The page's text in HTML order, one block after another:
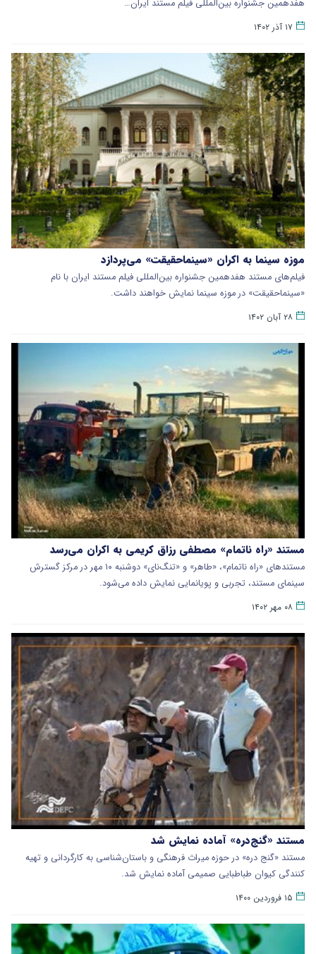
هفدهمین جشنواره بین‌المللی فیلم مستند ایران…
۱۷ آذر ۱۴۰۲
موزه سینما به اکران «سینماحقیقت» می‌پردازد
فیلم‌های مستند هفدهمین جشنواره بین‌المللی فیلم مستند ایران با نام
«سینماحقیقت» در موزه سینما نمایش خواهند داشت.
۲۸ آبان ۱۴۰۲
مستند «راه ناتمام» مصطفی رزاق کریمی به اکران می‌رسد
مستندهای «راه ناتمام»، «طاهر» و «تنگ‌نای» دوشنبه ۱۰ مهر در مرکز گسترش
سینمای مستند، تجربی و پویانمایی نمایش داده می‌شود.
۰۸ مهر ۱۴۰۲
مستند «گنج‌دره» آماده نمایش شد
مستند «گنج دره» در حوزه میراث فرهنگی و باستان‌شناسی به کارگردانی و تهیه
کنندگی کیوان طباطبایی صمیمی آماده نمایش شد.
۱۵ فروردین ۱۴۰۰